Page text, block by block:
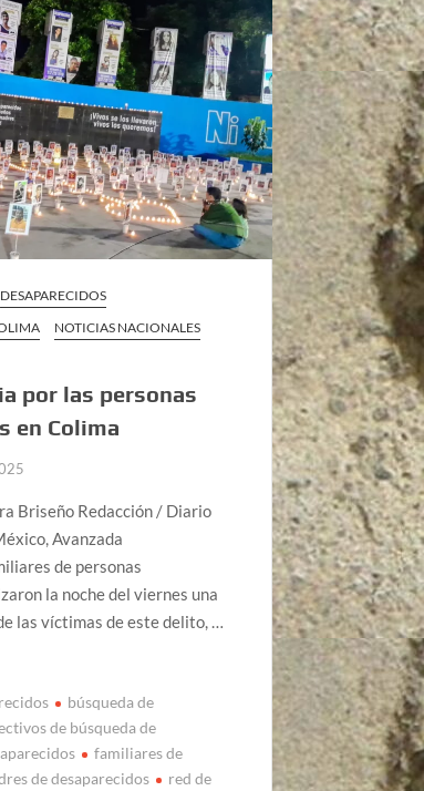
DESAPARECIDOS
NOTICIAS NACIONALES
por las personas
en Colima
Briseño Redacción / Diario
Avanzada
de personas
la noche del viernes una
las víctimas de este delito, …
búsqueda de
de búsqueda de
familiares de
de desaparecidos
red de